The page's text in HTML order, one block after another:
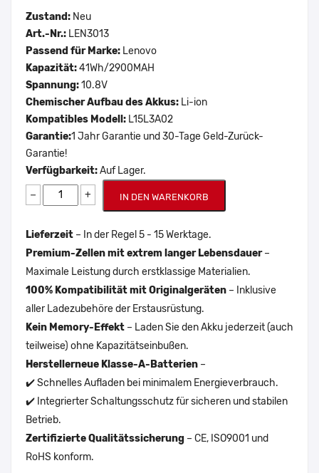
Zustand: Neu
Art.-Nr.: LEN3013
Passend für Marke: Lenovo
Kapazität:41Wh/2900MAH
Spannung:10.8V
Chemischer Aufbau des Akkus: Li-ion
Kompatibles Modell: L15L3A02
Garantie:1 Jahr Garantie und 30-Tage Geld-Zurück-
Garantie!
Verfügbarkeit:Auf Lager.
− + IN DEN WARENKORB
Lieferzeit – In der Regel 5 - 15 Werktage.
Premium-Zellen mit extrem langer Lebensdauer–
Maximale Leistung durch erstklassige Materialien.
100% Kompatibilität mit Originalgeräten – Inklusive
aller Ladezubehöre der Erstausrüstung.
Kein Memory-Effekt – Laden Sie den Akku jederzeit (auch
teilweise) ohne Kapazitätseinbußen.
Herstellerneue Klasse-A-Batterien –
✔️ Schnelles Aufladen bei minimalem Energieverbrauch.
✔️ Integrierter Schaltungsschutz für sicheren und stabilen
Betrieb.
Zertifizierte Qualitätssicherung – CE, ISO9001 und
RoHS konform.